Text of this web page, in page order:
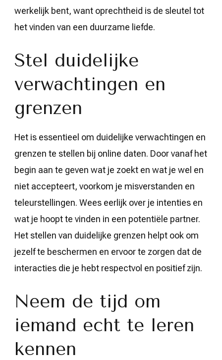
werkelijk bent, want oprechtheid is de sleutel tot
het vinden van een duurzame liefde.
Stel duidelijke
verwachtingen en
grenzen
Het is essentieel om duidelijke verwachtingen en
grenzen te stellen bij online daten. Door vanaf het
begin aan te geven wat je zoekt en wat je wel en
niet accepteert, voorkom je misverstanden en
teleurstellingen. Wees eerlijk over je intenties en
wat je hoopt te vinden in een potentiële partner.
Het stellen van duidelijke grenzen helpt ook om
jezelf te beschermen en ervoor te zorgen dat de
interacties die je hebt respectvol en positief zijn.
Neem de tijd om
iemand echt te leren
kennen